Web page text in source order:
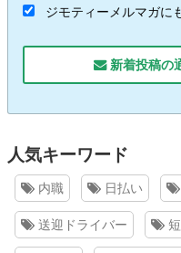
ジモティーメルマガに
新着投稿の
人気キーワード
内職 日払い
送迎ドライバー